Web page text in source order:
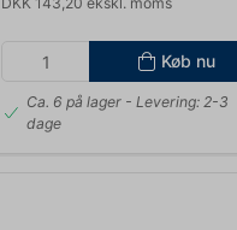
Køb nu
Ca. 6 på lager - Levering: 2-3
dage